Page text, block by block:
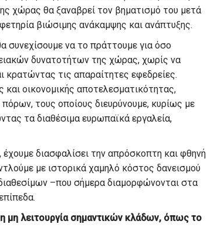
χώρας θα ξαναβρεί τον βηματισμό του μετά
βιώσιμης ανάκαμψης και ανάπτυξης.
συνεχίσουμε να το πράττουμε για όσο
δυνατοτήτων της χώρας, χωρίς να
κρατώντας τις απαραίτητες εφεδρείες.
οικονομικής αποτελεσματικότητας,
τους οποίους διευρύνουμε, κυρίως με
τα διαθέσιμα ευρωπαϊκά εργαλεία,
διασφαλίσει την απρόσκοπτη και φθηνή
με ιστορικά χαμηλό κόστος δανεισμού
–που σήμερα διαμορφώνονται στα
μη λειτουργία σημαντικών κλάδων, όπως το